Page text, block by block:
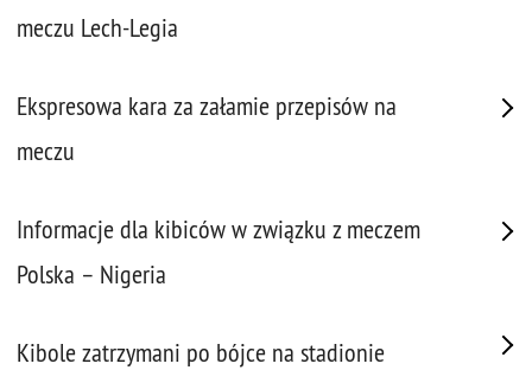
meczu Lech-Legia
Ekspresowa kara za załamie przepisów na
meczu
Informacje dla kibiców w związku z meczem
Polska – Nigeria
Kibole zatrzymani po bójce na stadionie